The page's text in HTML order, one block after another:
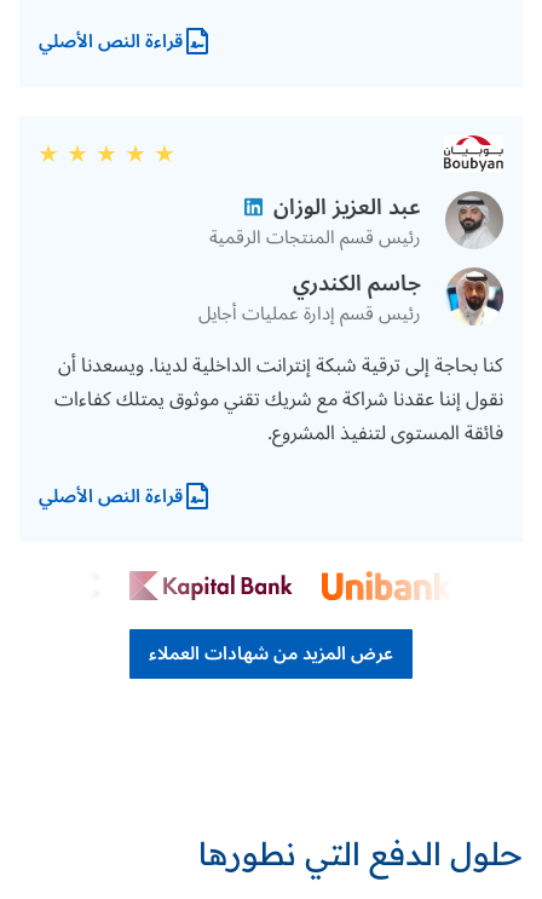
قراءة النص الأصلي
عبد العزيز الوزان
رئيس قسم المنتجات الرقمية
جاسم الكندري
رئيس قسم إدارة عمليات أجايل
كنا بحاجة إلى ترقية شبكة إنترانت الداخلية لدينا. ويسعدنا أن
نقول إننا عقدنا شراكة مع شريك تقني موثوق يمتلك كفاءات
فائقة المستوى لتنفيذ المشروع.
قراءة النص الأصلي
عرض المزيد من شهادات العملاء
حلول الدفع التي نطورها